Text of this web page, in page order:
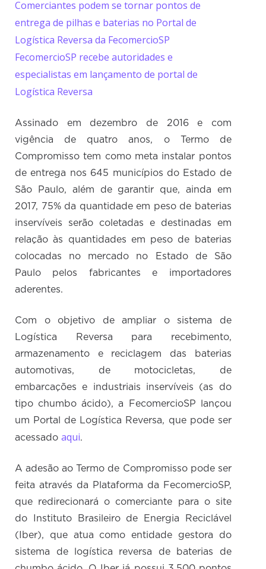
Comerciantes podem se tornar pontos de
entrega de pilhas e baterias no Portal de
Logística Reversa da FecomercioSP
FecomercioSP recebe autoridades e
especialistas em lançamento de portal de
Logística Reversa
Assinado em dezembro de 2016 e com
vigência de quatro anos, o Termo de
Compromisso tem como meta instalar pontos
de entrega nos 645 municípios do Estado de
São Paulo, além de garantir que, ainda em
2017, 75% da quantidade em peso de baterias
inservíveis serão coletadas e destinadas em
relação às quantidades em peso de baterias
colocadas no mercado no Estado de São
Paulo pelos fabricantes e importadores
aderentes.
Com o objetivo de ampliar o sistema de
Logística Reversa para recebimento,
armazenamento e reciclagem das baterias
automotivas, de motocicletas, de
embarcações e industriais inservíveis (as do
tipo chumbo ácido), a FecomercioSP lançou
um Portal de Logística Reversa, que pode ser
acessadoaqui.
A adesão ao Termo de Compromisso pode ser
feita através da Plataforma da FecomercioSP,
que redirecionará o comerciante para o site
do Instituto Brasileiro de Energia Reciclável
(Iber), que atua como entidade gestora do
sistema de logística reversa de baterias de